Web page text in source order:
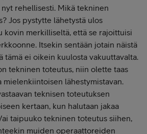
nyt rehellisesti. Mikä tekninen
Jos pystytte lähetystä ulos
kovin merkilliseltä, että se rajoittuisi
Itsekin sentään jotain näistä
tämä ei oikein kuulosta vakuuttavalta.
tekninen toteutus, niin olette taas
mielenkiintoisen lähestymistavan.
teknisen toteutuksen
kertaan, kun halutaan jakaa
taipuuko tekninen toteutus siihen,
muiden operaattoreiden